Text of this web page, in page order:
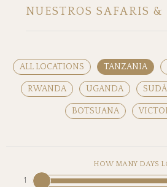
NUESTROS SAFARIS
ALL LOCATIONS TANZANIA
RWANDA UGANDA
BOTSUANA
HOW MANY DAYS
1